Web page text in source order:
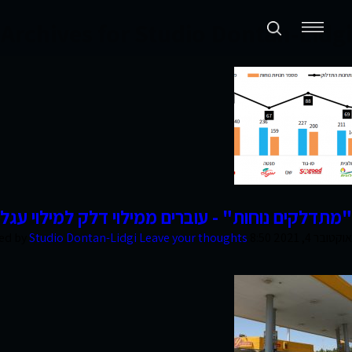
תכנון ערים ואזורים
נדל״ן מניב ומגורים
קמעונאות ומסחר
פרסומים
סקרי שוק
אודות החברה
for Studio Dontan-Lidgi
"מתדלקים נוחות" - עוברים ממילוי דלק למילוי
Studio Dontan-Lidgi Leave your thoughts